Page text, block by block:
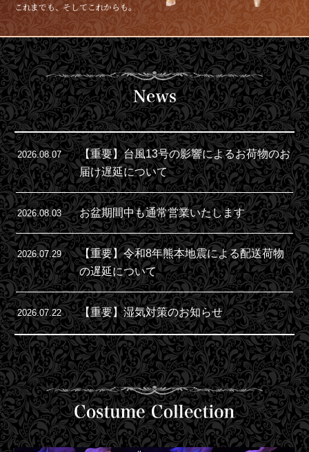
これまでも、そしてこれからも。
2026.08.07
【重要】台風13号の影響によるお荷物のお
届け遅延について
2026.08.03 お盆期間中も通常営業いたします
2026.07.29
【重要】令和8年熊本地震による配送荷物
の遅延について
2026.07.22 【重要】湿気対策のお知らせ